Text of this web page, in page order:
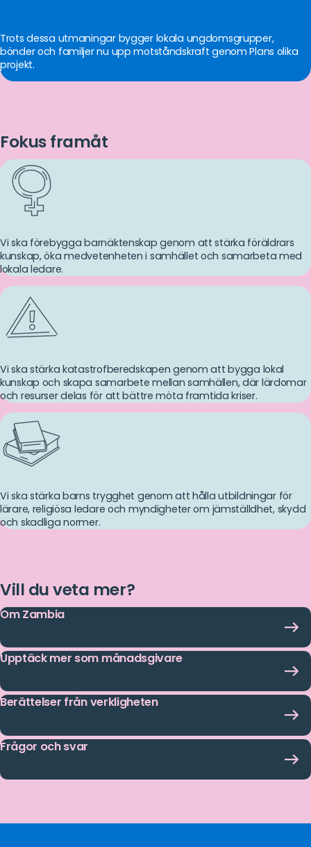
Trots dessa utmaningar bygger lokala ungdomsgrupper,
bönder och familjer nu upp motståndskraft genom Plans olika
projekt.
Fokus framåt
Vi ska förebygga barnäktenskap genom att stärka föräldrars
kunskap, öka medvetenheten i samhället och samarbeta med
lokala ledare.
Vi ska stärka katastrofberedskapen genom att bygga lokal
kunskap och skapa samarbete mellan samhällen, där lärdomar
och resurser delas för att bättre möta framtida kriser.
Vi ska stärka barns trygghet genom att hålla utbildningar för
lärare, religiösa ledare och myndigheter om jämställdhet, skydd
och skadliga normer.
Vill du veta mer?
Om Zambia
Upptäck mer som månadsgivare
Berättelser från verkligheten
Frågor och svar